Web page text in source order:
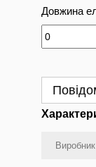
Довжина
Виробник